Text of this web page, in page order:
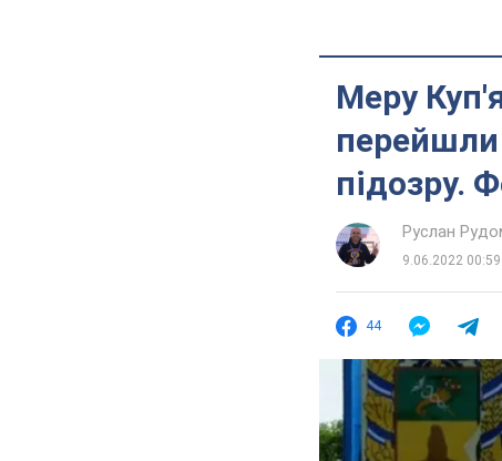
Меру
перейшли
підозру.
Руслан
9.06.2022 00:59
44